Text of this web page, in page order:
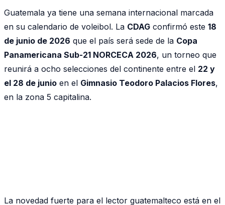
Guatemala ya tiene una semana internacional marcada
en su calendario de voleibol. La CDAG confirmó este 18
de junio de 2026 que el país será sede de la Copa
Panamericana Sub-21 NORCECA 2026, un torneo que
reunirá a ocho selecciones del continente entre el 22 y
el 28 de junio en el Gimnasio Teodoro Palacios Flores,
en la zona 5 capitalina.
La novedad fuerte para el lector guatemalteco está en el